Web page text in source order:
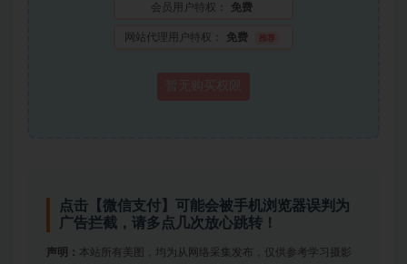
会员用户特权： 免费
网站代理用户特权： 免费 推荐
点击【微信支付】可能会被手机浏览器误判为
广告拦截，请多点几次放心跳转！
声明： 本站所有美图，均为从网络采集发布，仅供参考学习摄影